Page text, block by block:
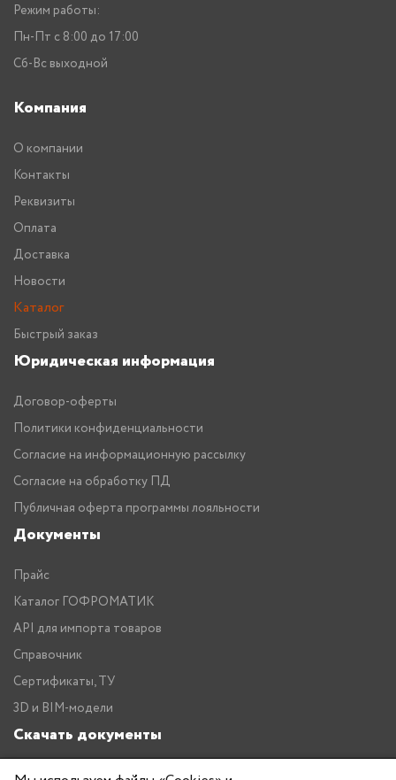
Режим работы:
Пн-Пт с 8:00 до 17:00
Сб-Вс выходной
Компания
О компании
Контакты
Реквизиты
Оплата
Доставка
Новости
Каталог
Быстрый заказ
Юридическая информация
Договор-оферты
Политики конфиденциальности
Согласие на информационную рассылку
Согласие на обработку ПД
Публичная оферта программы лояльности
Документы
Прайс
Каталог ГОФРОМАТИК
API для импорта товаров
Справочник
Сертификаты, ТУ
3D и BIM-модели
Скачать документы
Прайс